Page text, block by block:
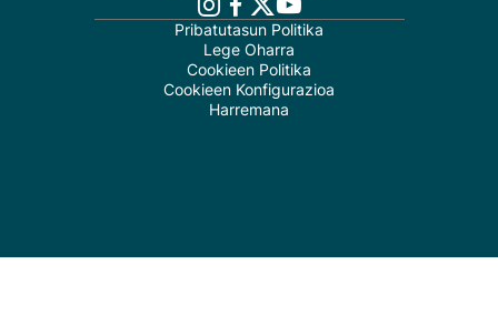
Pribatutasun Politika
Lege Oharra
Cookieen Politika
Cookieen Konfigurazioa
Harremana